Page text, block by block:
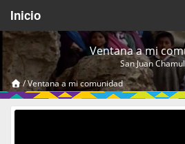
Inicio
Acerca de
Videos Temáticos
Cerrar
Ventana a mi
San Juan
/Ventana a mi comunidad